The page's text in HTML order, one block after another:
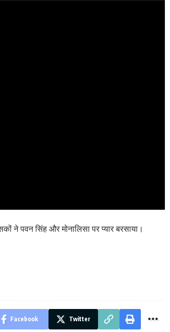
पवन सिंह और मोनालिसा पर प्यार बरसाया।
Facebook Twitter